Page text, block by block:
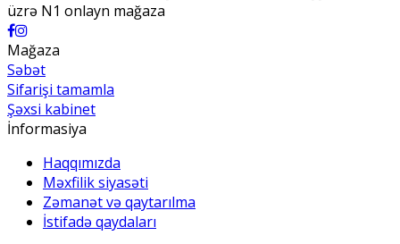
üzrə N1 onlayn mağaza
Mağaza
Səbət
Sifarişi tamamla
Şəxsi kabinet
İnformasiya
Haqqımızda
Məxfilik siyasəti
Zəmanət və qaytarılma
İstifadə qaydaları